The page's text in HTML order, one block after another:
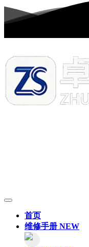
首页
维修手册 NEW